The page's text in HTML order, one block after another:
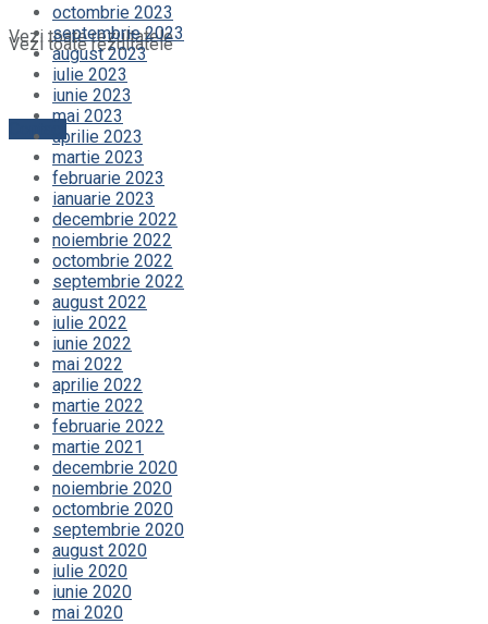
Vezi toate rezultatele
Contact
Vezi toate rezultatele
octombrie 2023
septembrie 2023
august 2023
iulie 2023
iunie 2023
mai 2023
aprilie 2023
martie 2023
februarie 2023
ianuarie 2023
decembrie 2022
noiembrie 2022
octombrie 2022
septembrie 2022
august 2022
iulie 2022
iunie 2022
mai 2022
aprilie 2022
martie 2022
februarie 2022
martie 2021
decembrie 2020
noiembrie 2020
octombrie 2020
septembrie 2020
august 2020
iulie 2020
iunie 2020
mai 2020